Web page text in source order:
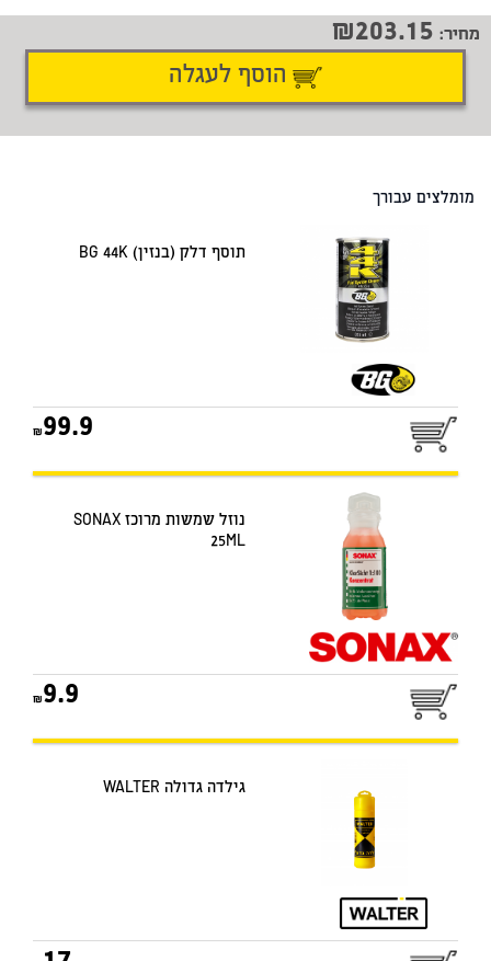
שתף דיווח על טעות
מחיר: 203.15
הוסף לעגלה
מומלצים עבורך
תוסף דלק (בנזין) BG 44K
99.9
נוזל שמשות מרוכז SONAX
25ML
9.9
גילדה גדולה WALTER